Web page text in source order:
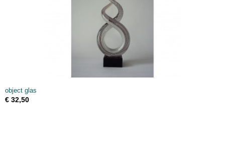
object glas
€ 32,50